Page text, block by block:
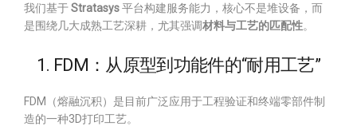
我们基于Stratasys平台构建服务能力，核心不是堆设备，而
是围绕几大成熟工艺深耕，尤其强调材料与工艺的匹配性。
1. FDM：从原型到功能件的“耐用工艺”
FDM（熔融沉积）是目前广泛应用于工程验证和终端零部件制
造的一种3D打印工艺。